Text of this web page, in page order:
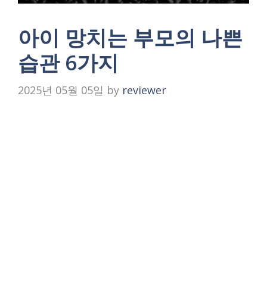
아이 망치는 부모의 나쁜
습관 6가지
2025년 05월 05일 by reviewer